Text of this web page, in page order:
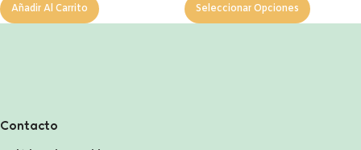
Añadir Al Carrito Seleccionar Opciones
Contacto